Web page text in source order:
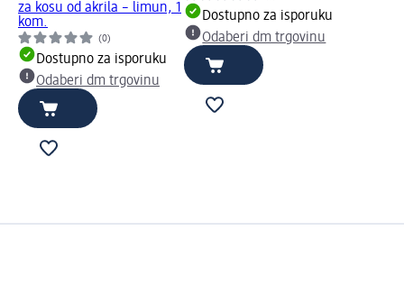
za kosu od akrila – limun, 1
kom.
(0)
Dostupno za isporuku
Odaberi dm trgovinu
Dostupno za isporuku
Odaberi dm trgovinu